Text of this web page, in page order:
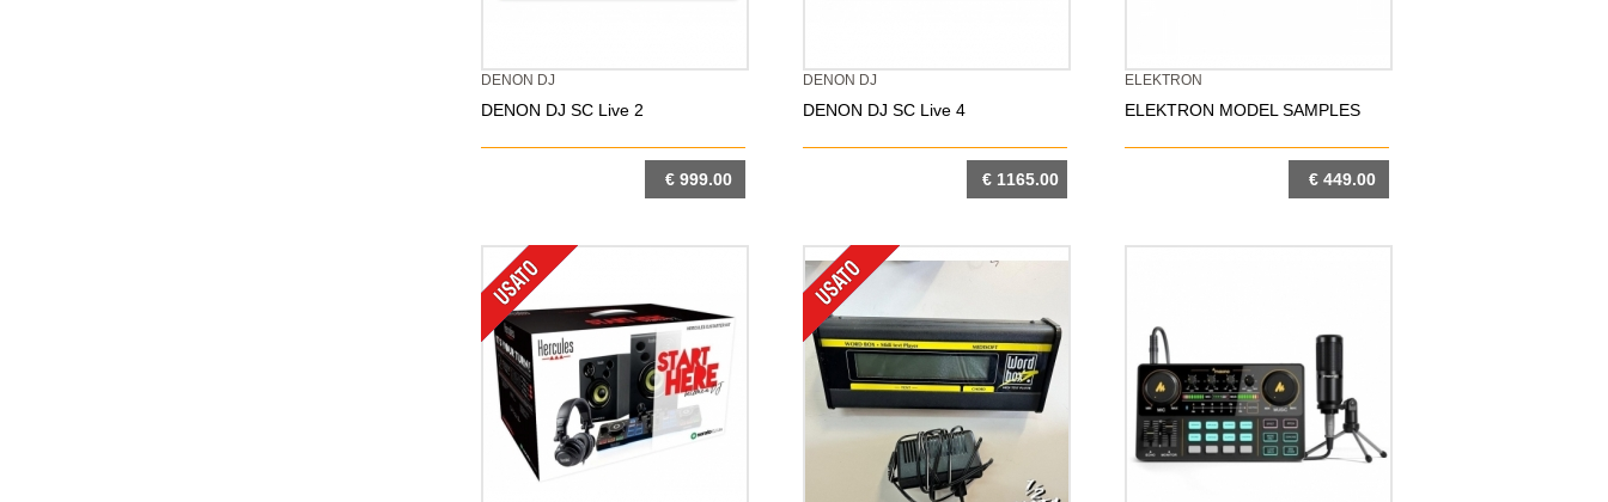
DENON DJ
DENON DJ SC Live 2
€ 999.00
DENON DJ
DENON DJ SC Live 4
€ 1165.00
ELEKTRON
ELEKTRON MODEL SAMPLES
€ 449.00